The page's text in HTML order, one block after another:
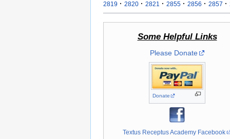
2819 · 2820 · 2821 · 2855 · 2856 · 2857 ·
Some Helpful Links
Please Donate
Donate
Textus Receptus Academy Facebook